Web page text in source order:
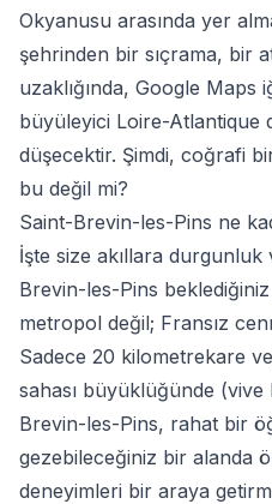
Okyanusu arasında yer
şehrinden bir sıçrama, bir
uzaklığında, Google Maps
büyüleyici Loire-Atlantique
düşecektir. Şimdi, coğrafi
bu değil mi?
Saint-Brevin-les-Pins ne
İşte size akıllara
Brevin-les-Pins
metropol değil; Fransız
Sadece 20 kilometrekare
sahası büyüklüğünde
Brevin-les-Pins, rahat bir
gezebileceğiniz bir alanda
deneyimleri bir araya